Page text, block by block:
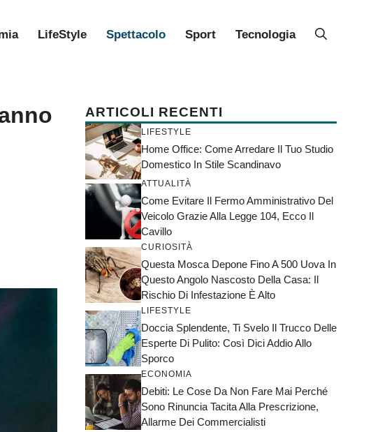
LifeStyle Spettacolo Sport Tecnologia
ARTICOLI RECENTI
LIFESTYLE
Home Office: Come Arredare Il Tuo Studio
Domestico In Stile Scandinavo
ATTUALITÀ
Come Evitare Il Fermo Amministrativo Del
Veicolo Grazie Alla Legge 104, Ecco Il
Cavillo
CURIOSITÀ
Questa Mosca Depone Fino A 500 Uova In
Questo Angolo Nascosto Della Casa: Il
Rischio Di Infestazione È Alto
LIFESTYLE
Doccia Splendente, Ti Svelo Il Trucco Delle
Esperte Di Pulito: Così Dici Addio Allo
Sporco
ECONOMIA
Debiti: Le Cose Da Non Fare Mai Perché
Sono Rinuncia Tacita Alla Prescrizione,
Allarme Dei Commercialisti